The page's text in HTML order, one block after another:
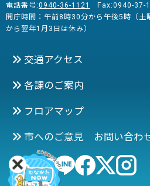
電話番号:0940-36-1121
Fax:0940-37-
開庁時間：午前8時30分から午後5時（
から翌年1月3日は休み）
交通アクセス
各課のご案内
フロアマップ
市へのご意見 お問い合わ